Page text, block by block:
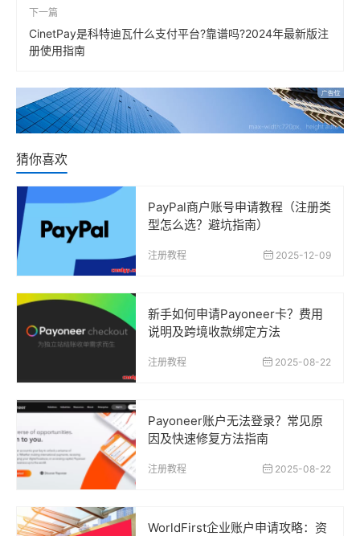
下一篇
CinetPay是科特迪瓦什么支付平台?靠谱吗?2024年最新版注
册使用指南
猜你喜欢
PayPal商户账号申请教程（注册类
型怎么选？避坑指南）
注册教程 2025-12-09
新手如何申请Payoneer卡？费用
说明及跨境收款绑定方法
注册教程 2025-08-22
Payoneer账户无法登录？常见原
因及快速修复方法指南
注册教程 2025-08-22
WorldFirst企业账户申请攻略：资